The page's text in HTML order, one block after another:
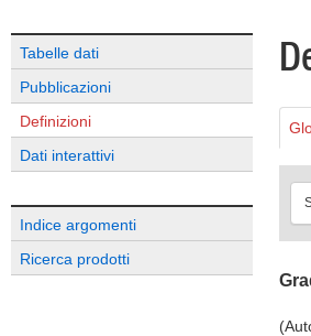
Tabelle dati
Pubblicazioni
Definizioni
Dati interattivi
Indice argomenti
Ricerca prodotti